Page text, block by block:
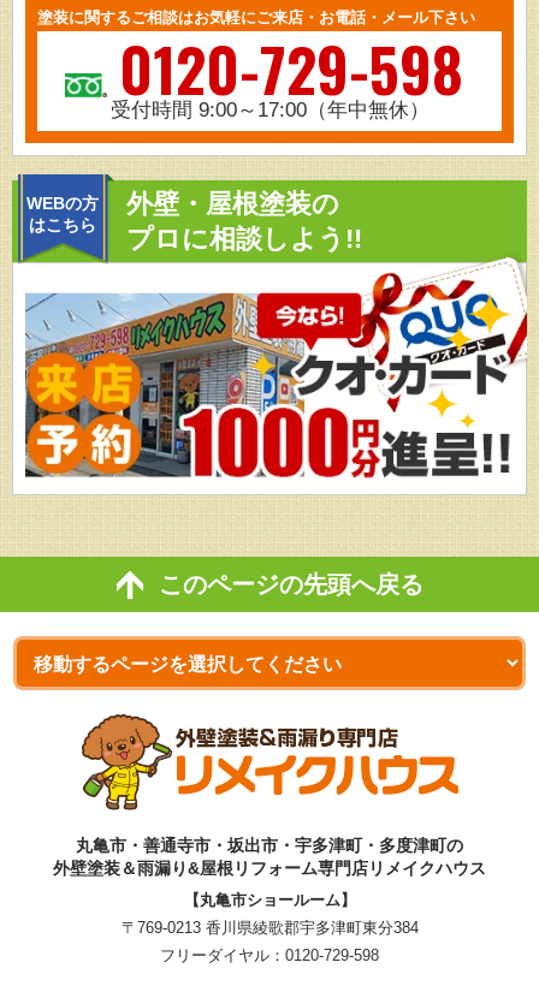
塗装に関するご相談はお気軽にご来店・お電話・メール下さい
0120-729-598
受付時間 9:00～17:00（年中無休）
WEBの方
はこちら
外壁・屋根塗装の
プロに相談しよう!!
このページの先頭へ戻る
丸亀市・善通寺市・坂出市・宇多津町・多度津町の
外壁塗装＆雨漏り&屋根リフォーム専門店リメイクハウス
【丸亀市ショールーム】
〒769-0213 香川県綾歌郡宇多津町東分384
フリーダイヤル： 0120-729-598